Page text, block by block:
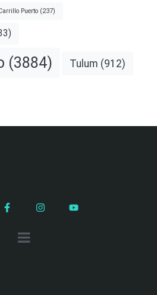
Puerto (237)
(3884) Tulum (912)